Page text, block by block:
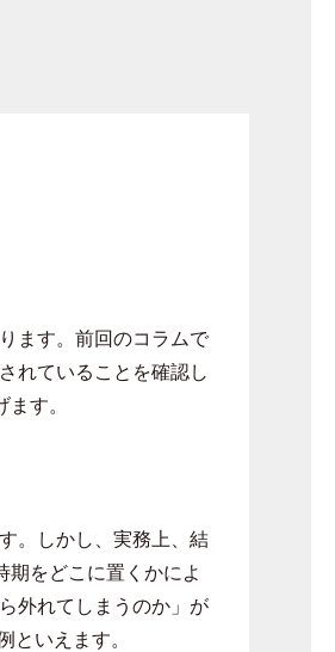
ます。前回のコラムで
れていることを確認し
す。
。しかし、実務上、結
をどこに置くかによ
外れてしまうのか」が
いえます。